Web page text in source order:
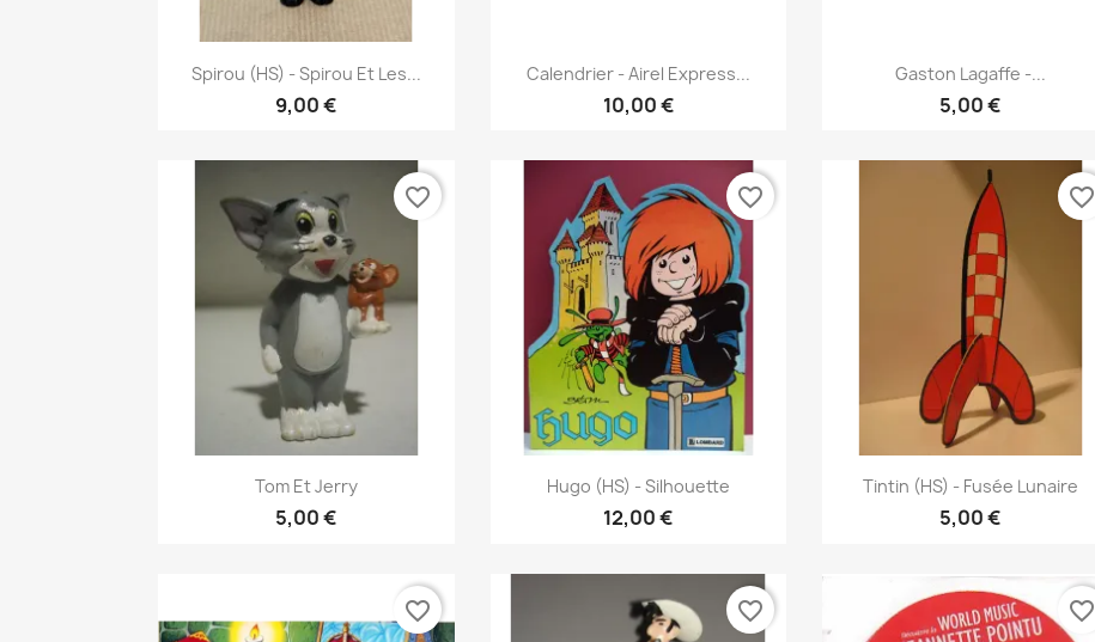
Pikakatselu
Spirou (HS) - Spirou Et Les...
9,00 €
Pikakatselu
Calendrier - Airel Express...
10,00 €
Pikakatselu
Gaston Lagaffe -...
5,00 €
Pikakatselu
Tom Et Jerry
5,00 €
favorite_border
Pikakatselu
Hugo (HS) - Silhouette
12,00 €
favorite_border
Pikakatselu
Tintin (HS) - Fusée Lunaire
5,00 €
favorite_border
favorite_border favorite_border favorite_border